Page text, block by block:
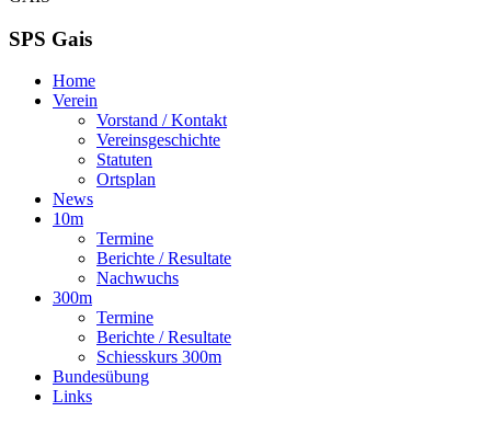
SPS Gais
Home
Verein
Vorstand / Kontakt
Vereinsgeschichte
Statuten
Ortsplan
News
10m
Termine
Berichte / Resultate
Nachwuchs
300m
Termine
Berichte / Resultate
Schiesskurs 300m
Bundesübung
Links